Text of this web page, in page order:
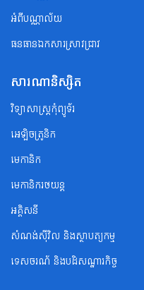
អំពីបណ្ណាល័យ
ធនធានឯកសារស្រាវជ្រាវ
សារណានិស្សិត
វិទ្យាសាស្ត្រកុំព្យូទ័រ
អេឡិចត្រូនិក
មេកានិក
មេកានិករថយន្ត
អគ្គិសនី
សំណង់ស៊ីវិល និងស្ថាបត្យកម្ម
ទេសចរណ័ និងបដិសណ្ឋារកិច្ច